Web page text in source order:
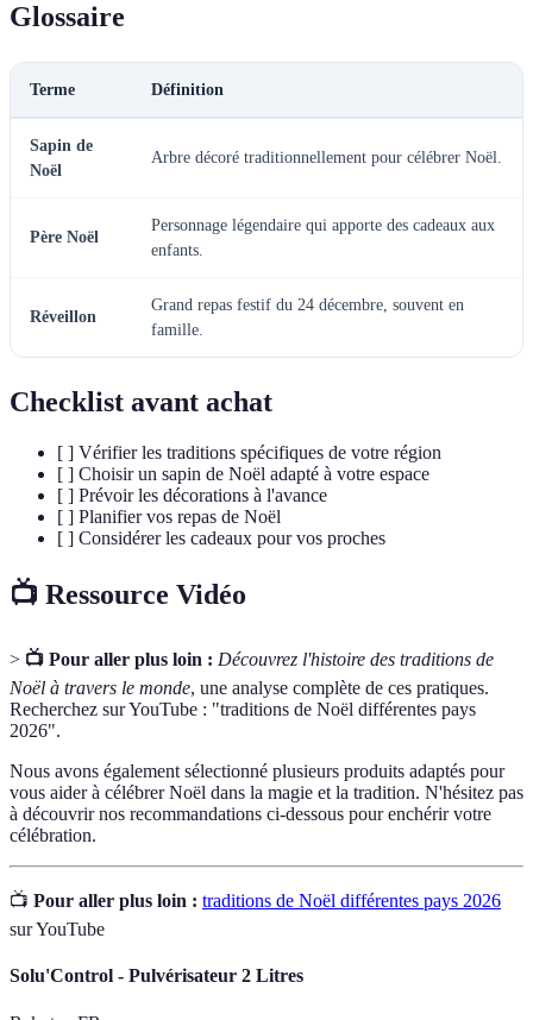
Glossaire
Terme Définition
Sapin de
Noël
Arbre décoré traditionnellement pour célébrer Noël.
Père Noël
Personnage légendaire qui apporte des cadeaux aux
enfants.
Réveillon
Grand repas festif du 24 décembre, souvent en
famille.
Checklist avant achat
[ ] Vérifier les traditions spécifiques de votre région
[ ] Choisir un sapin de Noël adapté à votre espace
[ ] Prévoir les décorations à l'avance
[ ] Planifier vos repas de Noël
[ ] Considérer les cadeaux pour vos proches
📺 Ressource Vidéo
> 📺 Pour aller plus loin : Découvrez l'histoire des traditions de
Noël à travers le monde, une analyse complète de ces pratiques.
Recherchez sur YouTube : "traditions de Noël différentes pays
2026".
Nous avons également sélectionné plusieurs produits adaptés pour
vous aider à célébrer Noël dans la magie et la tradition. N'hésitez pas
à découvrir nos recommandations ci-dessous pour enchérir votre
célébration.
📺 Pour aller plus loin : traditions de Noël différentes pays 2026
sur YouTube
Solu'Control - Pulvérisateur 2 Litres